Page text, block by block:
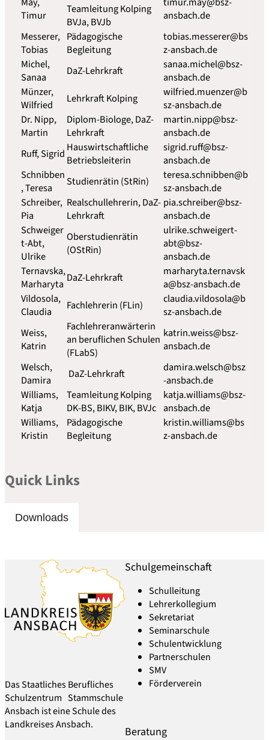
Timur
Teamleitung Kolping
BVJa, BVJb
ansbach.de
Messerer,
Tobias
Pädagogische
Begleitung
tobias.messerer@bs
z-ansbach.de
Michel,
Sanaa
DaZ-Lehrkraft
sanaa.michel@bsz-
ansbach.de
Münzer,
Wilfried
Lehrkraft Kolping
wilfried.muenzer@b
sz-ansbach.de
Dr. Nipp,
Martin
Diplom-Biologe, DaZ-
Lehrkraft
martin.nipp@bsz-
ansbach.de
Ruff, Sigrid Hauswirtschaftliche
Betriebsleiterin
sigrid.ruff@bsz-
ansbach.de
Schnibben
, Teresa
Studienrätin (StRin)
teresa.schnibben@b
sz-ansbach.de
Schreiber,
Pia
Realschullehrerin, DaZ-
Lehrkraft
pia.schreiber@bsz-
ansbach.de
Schweiger
t-Abt,
Ulrike
Oberstudienrätin
(OStRin)
ulrike.schweigert-
abt@bsz-
ansbach.de
Ternavska,
Marharyta DaZ-Lehrkraft
marharyta.ternavsk
a@bsz-ansbach.de
Vildosola,
Claudia
Fachlehrerin (FLin)
claudia.vildosola@b
sz-ansbach.de
Weiss,
Katrin
Fachlehreranwärterin
an beruflichen Schulen
(FLabS)
katrin.weiss@bsz-
ansbach.de
Welsch,
Damira
DaZ-Lehrkraft
damira.welsch@bsz
-ansbach.de
Williams,
Katja
Teamleitung Kolping
DK-BS, BIKV, BIK, BVJc
katja.williams@bsz-
ansbach.de
Williams,
Kristin
Pädagogische
Begleitung
kristin.williams@bs
z-ansbach.de
Quick Links
Downloads
Das Staatliches Berufliches
Schulzentrum Stammschule
Ansbach ist eine Schule des
Landkreises Ansbach.
Schulgemeinschaft
Schulleitung
Lehrerkollegium
Sekretariat
Seminarschule
Schulentwicklung
Partnerschulen
SMV
Förderverein
Beratung